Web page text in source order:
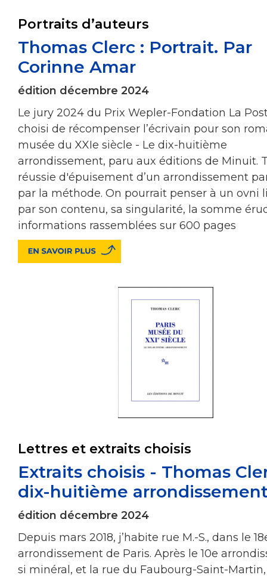
Portraits d’auteurs
Thomas Clerc : Portrait. Par
Corinne Amar
édition décembre 2024
Le jury 2024 du Prix Wepler-Fondation La
choisi de récompenser l’écrivain pour son
musée du XXIe siècle - Le dix-huitième
arrondissement, paru aux éditions de Minuit.
réussie d'épuisement d’un arrondissement
par la méthode. On pourrait penser à un ovni
par son contenu, sa singularité, la somme
informations rassemblées sur 600 pages
Lettres et extraits choisis
Extraits choisis - Thomas
dix-huitième
édition décembre 2024
Depuis mars 2018, j’habite rue M.-S., dans le
arrondissement de Paris. Après le 10e
si minéral, et la rue du Faubourg-Saint-